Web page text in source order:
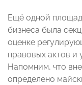
Ещё одной
бизнеса была
оценке
правовых актов и
Напомним, что
определено